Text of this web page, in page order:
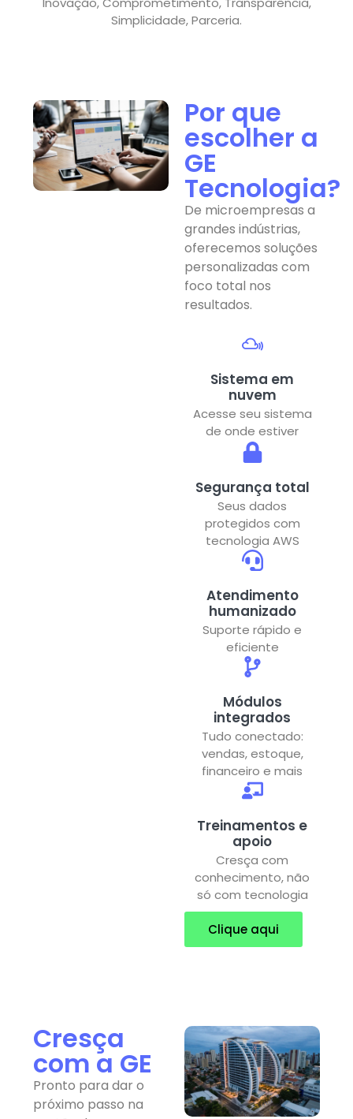
Simplicidade, Parceria.
Por que
escolher a
GE
Tecnologia?
De microempresas a
grandes indústrias,
oferecemos soluções
personalizadas com
foco total nos
resultados.
Sistema em
nuvem
Acesse seu sistema
de onde estiver
Segurança total
Seus dados
protegidos com
tecnologia AWS
Atendimento
humanizado
Suporte rápido e
eficiente
Módulos
integrados
Tudo conectado:
vendas, estoque,
financeiro e mais
Treinamentos e
apoio
Cresça com
conhecimento, não
só com tecnologia
Clique aqui
Cresça
com a GE
Pronto para dar o
próximo passo na